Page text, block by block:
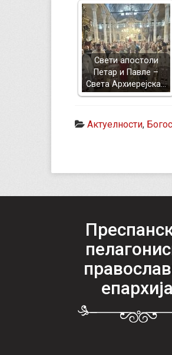
Свети апостоли
Петар и Павле –
Света Архиерејска…
Актуелности,
епархија